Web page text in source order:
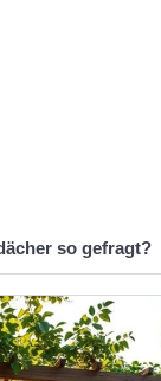
so gefragt?